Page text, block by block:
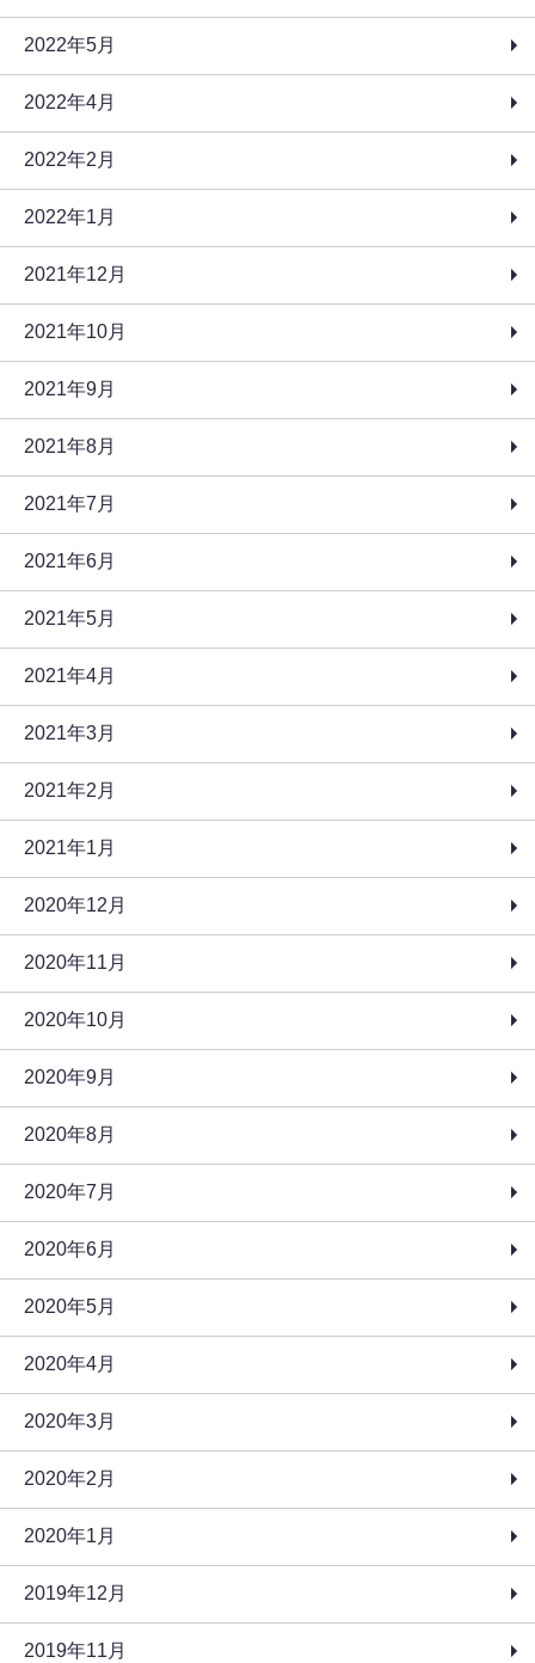
2022年5月
2022年4月
2022年2月
2022年1月
2021年12月
2021年10月
2021年9月
2021年8月
2021年7月
2021年6月
2021年5月
2021年4月
2021年3月
2021年2月
2021年1月
2020年12月
2020年11月
2020年10月
2020年9月
2020年8月
2020年7月
2020年6月
2020年5月
2020年4月
2020年3月
2020年2月
2020年1月
2019年12月
2019年11月